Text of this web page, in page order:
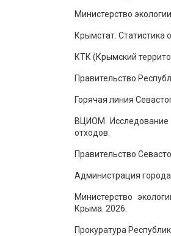
Министерство
Крымстат. Статистика
КТК (Крымский
Правительство
Горячая линия
ВЦИОМ. Исследование
отходов.
Правительство
Администрация
Министерство
Крыма. 2026.
Прокуратура